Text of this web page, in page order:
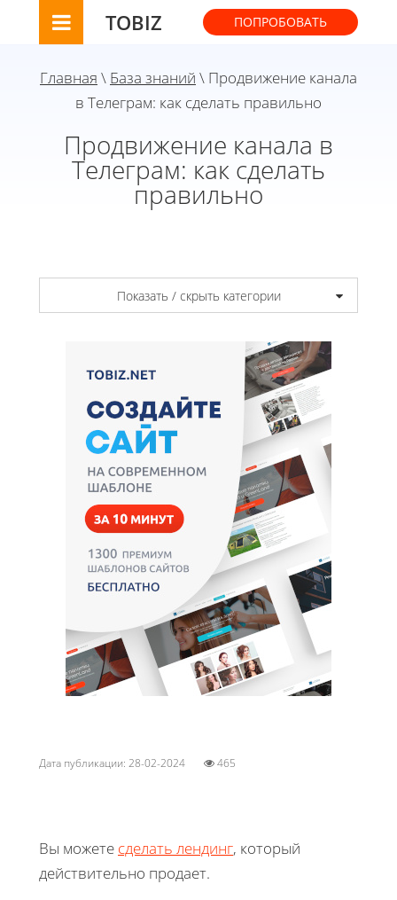
TOBIZ ПОПРОБОВАТЬ
Главная \ База знаний \ Продвижение канала
в Телеграм: как сделать правильно
Продвижение канала в
Телеграм: как сделать
правильно
Показать / скрыть категории
Дата публикации: 28-02-2024 465
Вы можете сделать лендинг, который
действительно продает.